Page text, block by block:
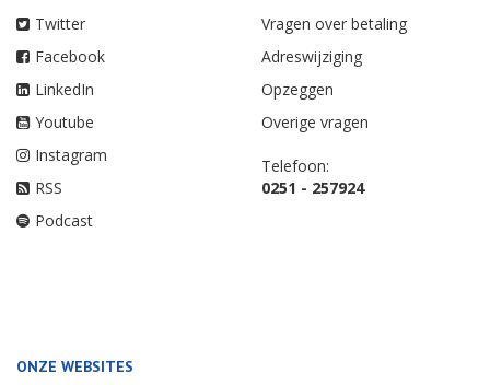
Twitter
Facebook
LinkedIn
Youtube
Instagram
RSS
Podcast
Vragen over betaling
Adreswijziging
Opzeggen
Overige vragen
Telefoon:
0251 - 257924
ONZE WEBSITES